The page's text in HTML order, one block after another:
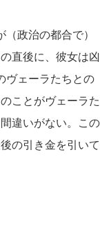
政治の都合で）
直後に、彼女は凶
ヴェーラたちとの
ことがヴェーラた
違いがない。この
の引き金を引いて